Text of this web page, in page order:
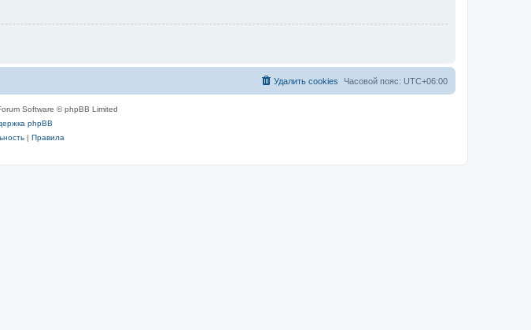
Часовой пояс: UTC+06:00
Удалить cookies
Software © phpBB Limited
phpBB
| Правила